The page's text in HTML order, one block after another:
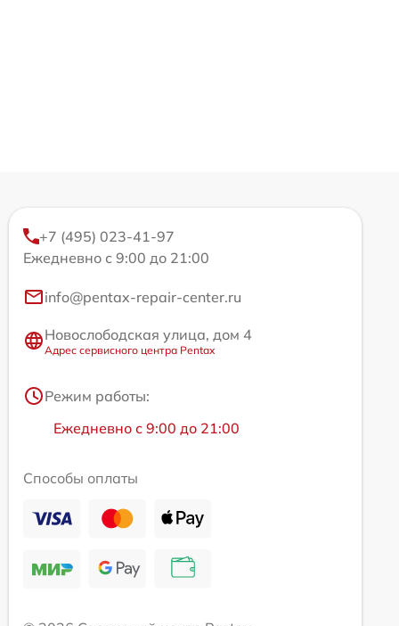
+7 (495) 023-41-97
Ежедневно с 9:00 до 21:00
info@pentax-repair-center.ru
Новослободская улица, дом 4
Адрес сервисного центра Pentax
Режим работы:
Ежедневно с 9:00 до 21:00
Способы оплаты